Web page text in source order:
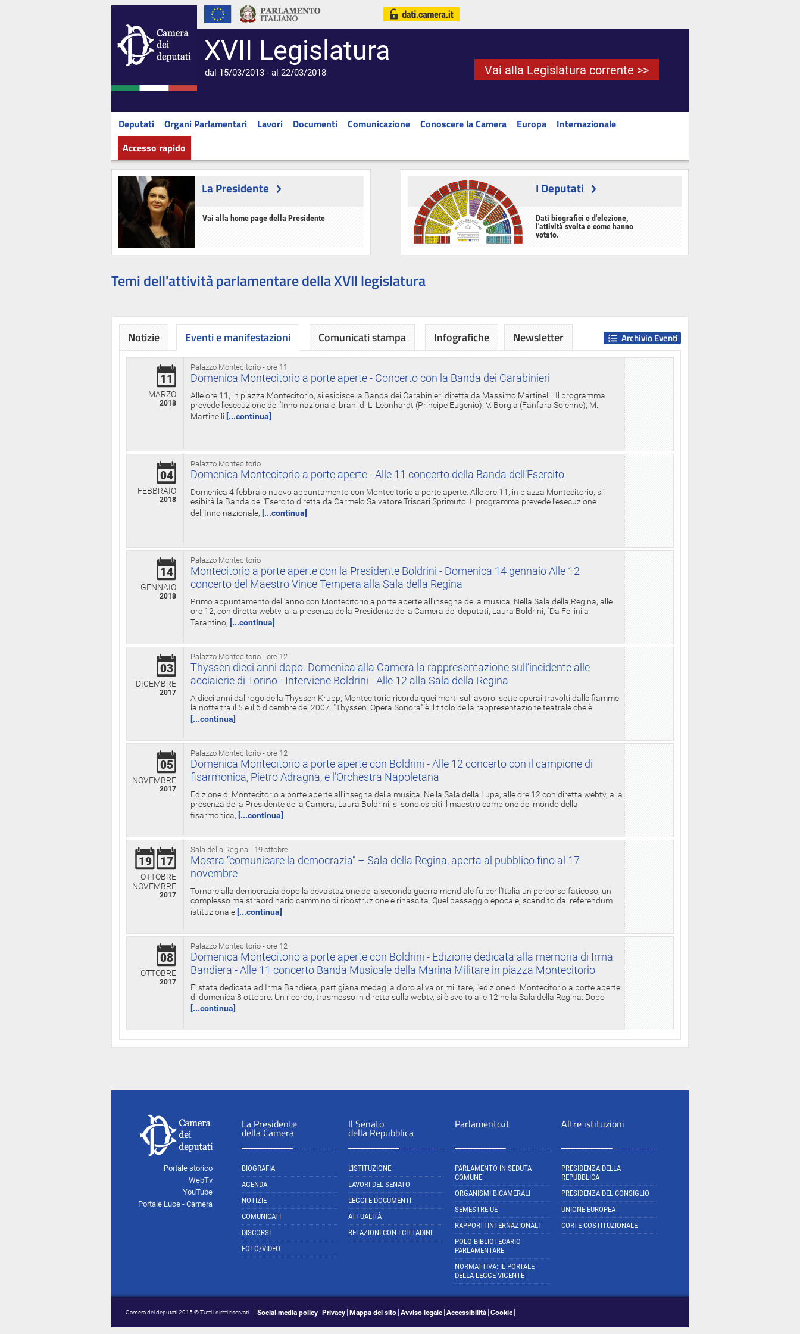
XVII Legislatura
dal 15/03/2013 - al 22/03/2018 Vai alla Legislatura corrente >>
Deputati Organi Parlamentari Lavori Documenti Comunicazione Conoscere la Camera Europa
Internazionale
Accesso rapido
La Presidente
Vai alla home page della Presidente
I Deputati
Dati biografici e d'elezione,
l'attività svolta e come hanno
votato.
Temi dell'attività parlamentare della XVII legislatura
Notizie Eventi e manifestazioni
Palazzo Montecitorio - ore 11
11
MARZO
2018
Domenica Montecitorio a porte aperte - Concerto con la Banda dei Carabinieri
Alle ore 11, in piazza Montecitorio, si esibisce la Banda dei Carabinieri diretta da Massimo Martinelli. Il programma
prevede l'esecuzione dell'Inno nazionale, brani di L. Leonhardt (Principe Eugenio); V. Borgia (Fanfara Solenne); M.
Martinelli [...continua]
Palazzo Montecitorio
04
FEBBRAIO
2018
Domenica Montecitorio a porte aperte - Alle 11 concerto della Banda dell’Esercito
Domenica 4 febbraio nuovo appuntamento con Montecitorio a porte aperte. Alle ore 11, in piazza Montecitorio, si
esibirà la Banda dell'Esercito diretta da Carmelo Salvatore Triscari Sprimuto. Il programma prevede l'esecuzione
dell'Inno nazionale, [...continua]
Palazzo Montecitorio
14
GENNAIO
2018
Montecitorio a porte aperte con la Presidente Boldrini - Domenica 14 gennaio Alle 12
concerto del Maestro Vince Tempera alla Sala della Regina
Primo appuntamento dell'anno con Montecitorio a porte aperte all'insegna della musica. Nella Sala della Regina, alle
ore 12, con diretta webtv, alla presenza della Presidente della Camera dei deputati, Laura Boldrini, "Da Fellini a
Tarantino, [...continua]
Palazzo Montecitorio - ore 12
03
DICEMBRE
2017
Thyssen dieci anni dopo. Domenica alla Camera la rappresentazione sull’incidente alle
acciaierie di Torino - Interviene Boldrini - Alle 12 alla Sala della Regina
A dieci anni dal rogo della Thyssen Krupp, Montecitorio ricorda quei morti sul lavoro: sette operai travolti dalle fiamme
la notte tra il 5 e il 6 dicembre del 2007. "Thyssen. Opera Sonora" è il titolo della rappresentazione teatrale che è
[...continua]
Palazzo Montecitorio - ore 12
05
NOVEMBRE
2017
Domenica Montecitorio a porte aperte con Boldrini - Alle 12 concerto con il campione di
fisarmonica, Pietro Adragna, e l’Orchestra Napoletana
Edizione di Montecitorio a porte aperte all'insegna della musica. Nella Sala della Lupa, alle ore 12 con diretta webtv, alla
presenza della Presidente della Camera, Laura Boldrini, si sono esibiti il maestro campione del mondo della
fisarmonica, [...continua]
Sala della Regina - 19 ottobre
19 17
OTTOBRE
NOVEMBRE
2017
Mostra “comunicare la democrazia” – Sala della Regina, aperta al pubblico fino al 17
novembre
Tornare alla democrazia dopo la devastazione della seconda guerra mondiale fu per l'Italia un percorso faticoso, un
complesso ma straordinario cammino di ricostruzione e rinascita. Quel passaggio epocale, scandito dal referendum
istituzionale [...continua]
Palazzo Montecitorio - ore 12
08
OTTOBRE
2017
Domenica Montecitorio a porte aperte con Boldrini - Edizione dedicata alla memoria di Irma
Bandiera - Alle 11 concerto Banda Musicale della Marina Militare in piazza Montecitorio
E' stata dedicata ad Irma Bandiera, partigiana medaglia d'oro al valor militare, l'edizione di Montecitorio a porte aperte
di domenica 8 ottobre. Un ricordo, trasmesso in diretta sulla webtv, si è svolto alle 12 nella Sala della Regina. Dopo
[...continua]
Archivio Eventi
Comunicati stampa Infografiche Newsletter
Portale storico
WebTv
YouTube
Portale Luce - Camera
La Presidente
della Camera
BIOGRAFIA
AGENDA
NOTIZIE
COMUNICATI
DISCORSI
FOTO/VIDEO
Il Senato
della Repubblica
L'ISTITUZIONE
LAVORI DEL SENATO
LEGGI E DOCUMENTI
ATTUALITÀ
RELAZIONI CON I CITTADINI
Parlamento.it
PARLAMENTO IN SEDUTA
COMUNE
ORGANISMI BICAMERALI
SEMESTRE UE
RAPPORTI INTERNAZIONALI
POLO BIBLIOTECARIO
PARLAMENTARE
NORMATTIVA: IL PORTALE
DELLA LEGGE VIGENTE
Altre istituzioni
PRESIDENZA DELLA
REPUBBLICA
PRESIDENZA DEL CONSIGLIO
UNIONE EUROPEA
CORTE COSTITUZIONALE
Camera dei deputati 2015 © Tutti i diritti riservati Social media policy Privacy Mappa del sito Avviso legale Accessibilità Cookie